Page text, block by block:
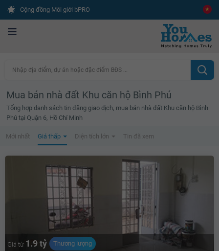
Cộng đồng Môi giới bPRO
Nhập địa điểm, dự án hoặc đặc điểm BĐS ...
Mua bán nhà đất Khu căn hộ Bình Phú
Tổng hợp danh sách tin đăng giao dịch, mua bán nhà đất Khu căn hộ Bình
Phú tại Quận 6, Hồ Chí Minh
Mới nhất Giá thấp Diện tích lớn Tin đã xem
Giá từ 1.9 tỷ Thương lượng